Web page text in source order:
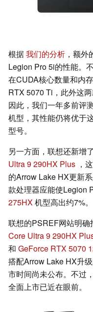
根据我们的分析 ，额
Legion Pro 5i的性能。
在CUDA核心数量和内
RTX 5070 Ti，此外这
因此，我们一年多前评
机型，其性能仍将优于
型号。
另一方面，联想还新增了
Ultra 9 290HX Plus ，
的Arrow Lake HX更新
款处理器应能使Legion
275HX 机型高出约7%。
联想的PSREF网站明确
Core Ultra 9 290HX
和 GeForce RTX 5070
搭配Arrow Lake HX升
市时间尚未公布。不过
全面上市已近在眼前。